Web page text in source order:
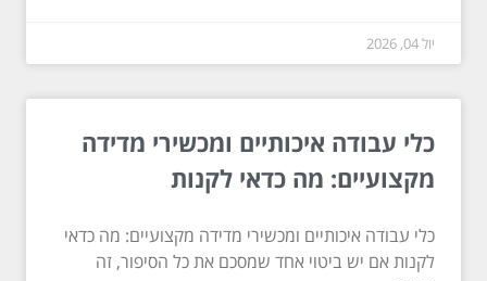
יול 04, 2026
כלי עבודה איכותיים ומכשירי מדידה
מקצועיים: מה כדאי לקנות
כלי עבודה איכותיים ומכשירי מדידה מקצועיים: מה כדאי
לקנות אם יש ביטוי אחד שמסכם את כל הסיפור, זה